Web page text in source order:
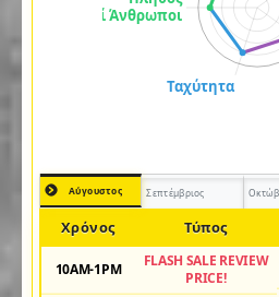
Αύγουστος Σεπτέμβριος
Χρόνος Τύπος
10AM-1PM
FLASH SALE REVIEW
PRICE!